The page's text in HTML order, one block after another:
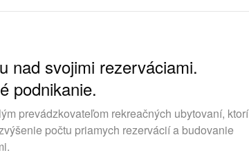
nad svojimi rezerváciami.
podnikanie.
prevádzkovateľom rekreačných ubytovaní, ktorí
počtu priamych rezervácií a budovanie